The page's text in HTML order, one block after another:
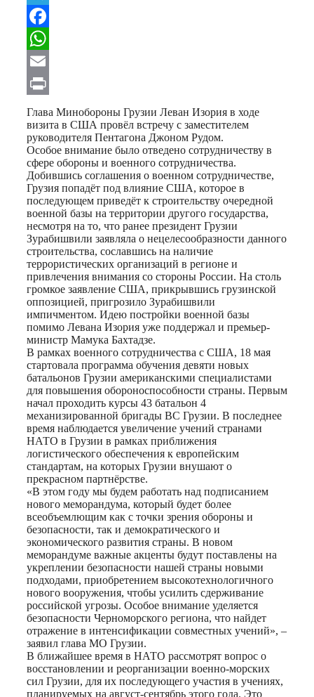
Telegram
Facebook
WhatsApp
Email
Print
Глава Минобороны Грузии Леван Изория в ходе
визита в США провёл встречу с заместителем
руководителя Пентагона Джоном Рудом.
Особое внимание было отведено сотрудничеству в
сфере обороны и военного сотрудничества.
Добившись соглашения о военном сотрудничестве,
Грузия попадёт под влияние США, которое в
последующем приведёт к строительству очередной
военной базы на территории другого государства,
несмотря на то, что ранее президент Грузии
Зурабишвили заявляла о нецелесообразности данного
строительства, сославшись на наличие
террористических организаций в регионе и
привлечения внимания со стороны России. На столь
громкое заявление США, прикрывшись грузинской
оппозицией, пригрозило Зурабишвили
импичментом. Идею постройки военной базы
помимо Левана Изория уже поддержал и премьер-
министр Мамука Бахтадзе.
В рамках военного сотрудничества с США, 18 мая
стартовала программа обучения девяти новых
батальонов Грузии американскими специалистами
для повышения обороноспособности страны. Первым
начал проходить курсы 43 батальон 4
механизированной бригады ВС Грузии. В последнее
время наблюдается увеличение учений странами
НАТО в Грузии в рамках приближения
логистического обеспечения к европейским
стандартам, на которых Грузии внушают о
прекрасном партнёрстве.
«В этом году мы будем работать над подписанием
нового меморандума, который будет более
всеобъемлющим как с точки зрения обороны и
безопасности, так и демократического и
экономического развития страны. В новом
меморандуме важные акценты будут поставлены на
укреплении безопасности нашей страны новыми
подходами, приобретением высокотехнологичного
нового вооружения, чтобы усилить сдерживание
российской угрозы. Особое внимание уделяется
безопасности Черноморского региона, что найдет
отражение в интенсификации совместных учений», –
заявил глава МО Грузии.
В ближайшее время в НАТО рассмотрят вопрос о
восстановлении и реорганизации военно-морских
сил Грузии, для их последующего участия в учениях,
планируемых на август-сентябрь этого года. Это